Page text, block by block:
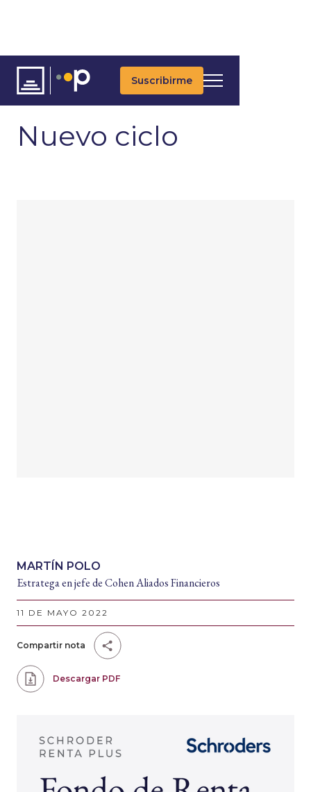
Suscribirme
ARTÍCULOS
Nuevo ciclo
MARTÍN POLO
Estratega en jefe de Cohen Aliados Financieros
11 DE MAYO 2022
Compartir nota
Descargar PDF